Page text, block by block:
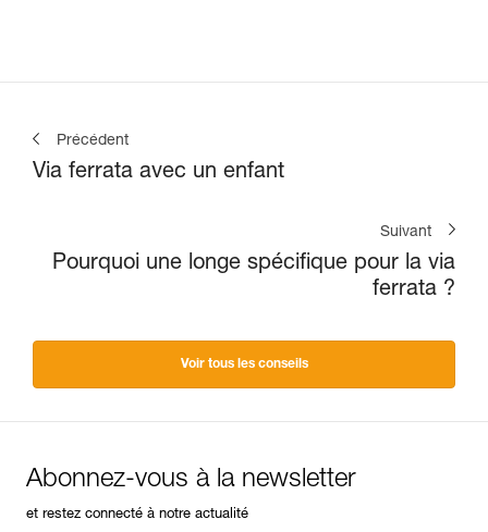
Précédent
Via ferrata avec un enfant
Suivant
Pourquoi une longe spécifique pour la via
ferrata ?
Voir tous les conseils
Abonnez-vous à la newsletter
et restez connecté à notre actualité